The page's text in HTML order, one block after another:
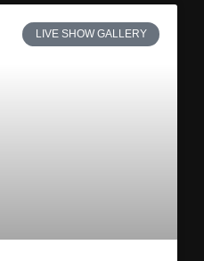
LIVE SHOW GALLERY